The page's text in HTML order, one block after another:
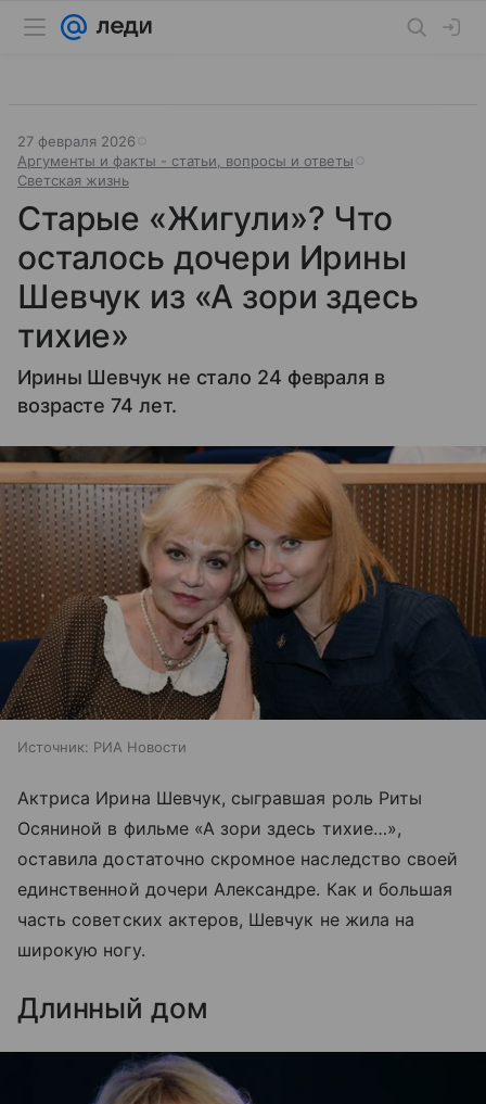
27 февраля 2026
Аргументы и факты - статьи, вопросы и ответы
Светская жизнь
Старые «Жигули»? Что
осталось дочери Ирины
Шевчук из «А зори здесь
тихие»
Ирины Шевчук не стало 24 февраля в
возрасте 74 лет.
Источник: РИА Новости
Актриса Ирина Шевчук, сыгравшая роль Риты
Осяниной в фильме «А зори здесь тихие…»,
оставила достаточно скромное наследство своей
единственной дочери Александре. Как и большая
часть советских актеров, Шевчук не жила на
широкую ногу.
Длинный дом